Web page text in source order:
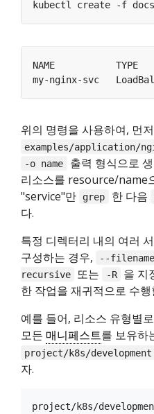
kubectl create -f
NAME           TYPE
위의 명령을 사용하여, 먼저
examples/application/
-o name
출력 형식으로
리소스를 resource/name
"service"만
grep 한 다음
다.
특정 디렉터리 내의 여러
구성하는 경우,
--
recursive
또는 -R
을 지
한 작업을 재귀적으로 수
예를 들어, 리소스 유형별
모든 매니페스트를 보유하
project/k8s/development
자.
project/k8s/